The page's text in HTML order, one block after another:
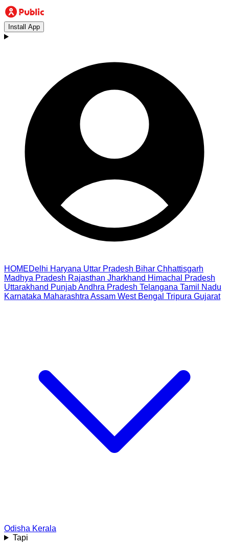
Install App
HOMEDelhi Haryana Uttar Pradesh Bihar Chhattisgarh
Madhya Pradesh Rajasthan Jharkhand Himachal Pradesh
Uttarakhand PunjabAndhra Pradesh Telangana Tamil Nadu
Karnataka Maharashtra Assam West Bengal Tripura Gujarat
Odisha Kerala
Tapi